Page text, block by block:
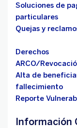
Soluciones de
particulares
Quejas y
Derechos
ARCO/
Alta de
fallecimiento
Reporte
Información